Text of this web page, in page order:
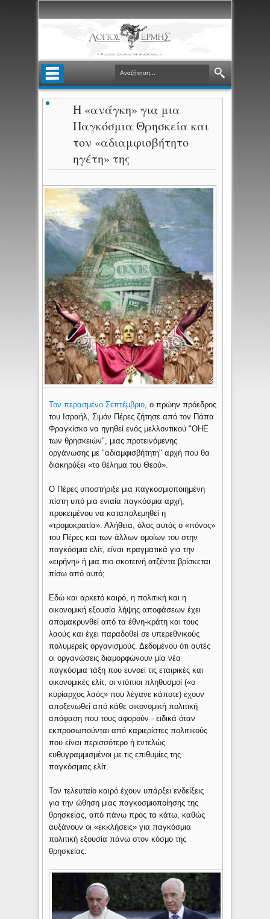
Η «ανάγκη» για μια
Παγκόσμια Θρησκεία και
τον «αδιαμφισβήτητο
ηγέτη» της
Τον περασμένο Σεπτέμβριο , ο πρώην πρόεδρος
του Ισραήλ, Σιμόν Πέρες ζήτησε από τον Πάπα
Φραγκίσκο να ηγηθεί ενός μελλοντικού "ΟΗΕ
των θρησκειών", μιας προτεινόμενης
οργάνωσης με "αδιαμφισβήτητη" αρχή που θα
διακηρύξει «το θέλημα του Θεού».
Ο Πέρες υποστήριξε μια παγκοσμιοποιημένη
πίστη υπό μια ενιαία παγκόσμια αρχή,
προκειμένου να καταπολεμηθεί η
«τρομοκρατία». Αλήθεια, όλος αυτός ο «πόνος»
του Πέρες και των άλλων ομοίων του στην
παγκόσμια ελίτ, είναι πραγματικά για την
«ειρήνη» ή μια πιο σκοτεινή ατζέντα βρίσκεται
πίσω από αυτό;
Εδώ και αρκετό καιρό, η πολιτική και η
οικονομική εξουσία λήψης αποφάσεων έχει
απομακρυνθεί από τα έθνη-κράτη και τους
λαούς και έχει παραδοθεί σε υπερεθνικούς
πολυμερείς οργανισμούς. Δεδομένου ότι αυτές
οι οργανώσεις διαμορφώνουν μία νέα
παγκόσμια τάξη που ευνοεί τις εταιρικές και
οικονομικές ελίτ, οι ντόπιοι πληθυσμοί («ο
κυρίαρχος λαός» που λέγανε κάποτε) έχουν
αποξενωθεί από κάθε οικονομική πολιτική
απόφαση που τους αφορούν - ειδικά όταν
εκπροσωπούνται από καριερίστες πολιτικούς
που είναι περισσότερο ή εντελώς
ευθυγραμμισμένοι με τις επιθυμίες της
παγκόσμιας ελίτ.
Τον τελευταίο καιρό έχουν υπάρξει ενδείξεις
για την ώθηση μιας παγκοσμιοποίησης της
θρησκείας, από πάνω προς τα κάτω, καθώς
αυξάνουν οι «εκκλήσεις» για παγκόσμια
πολιτική εξουσία πάνω στον κόσμο της
θρησκείας.